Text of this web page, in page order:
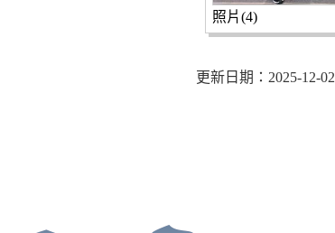
照片(4)
更新日期：2025-12-02